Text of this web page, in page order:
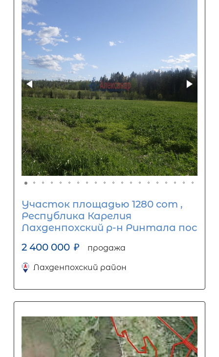
Участок площадью 1280 сот ,
Республика Карелия
Лахденпохский р-н Ринтала пос
2 400 000 ₽ продажа
Лахденпохский район